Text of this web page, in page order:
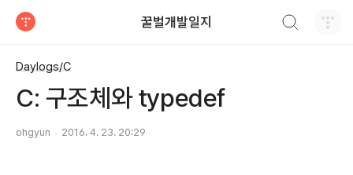
꿀벌개발일지
Daylogs/C
C: 구조체와 typedef
ohgyun 2016. 4. 23. 20:29